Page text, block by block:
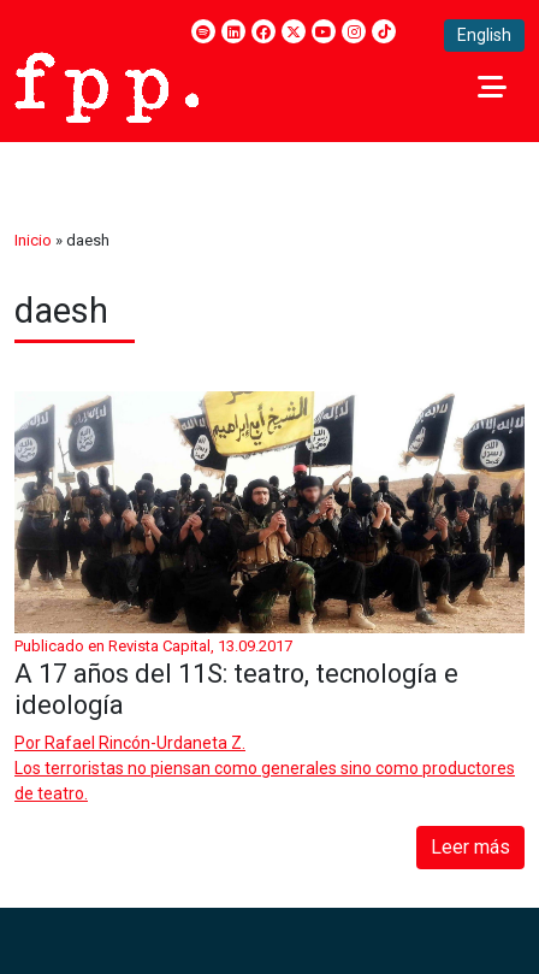
English
Inicio » daesh
daesh
Publicado en Revista Capital, 13.09.2017
A 17 años del 11S: teatro, tecnología e
ideología
Por Rafael Rincón-Urdaneta Z.
Los terroristas no piensan como generales sino como productores
de teatro.
Leer más